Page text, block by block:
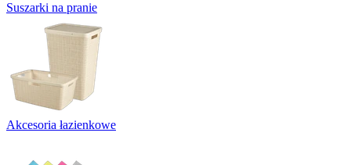
Suszarki na pranie
Akcesoria łazienkowe